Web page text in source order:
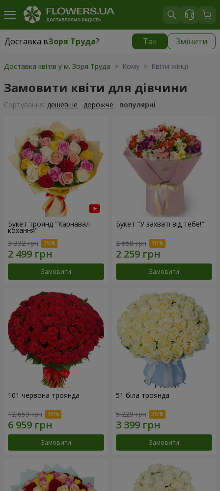
Доставка вЗоря Труда? Так Змінити
Доставка вЗоря Труда| безкоштовно
Доставка квітів у м. Зоря Труда > Кому > Квіти жінці
Замовити квіти для дівчини
Сортування: дешевше дорожче популярні
Букет троянд "Карнавал
кохання"
3 332 грн
Замовити
Букет "У захваті від тебе!"
2 658 грн
Замовити
101 червона троянда
12 653 грн
Замовити
51 біла троянда
5 229 грн
Замовити